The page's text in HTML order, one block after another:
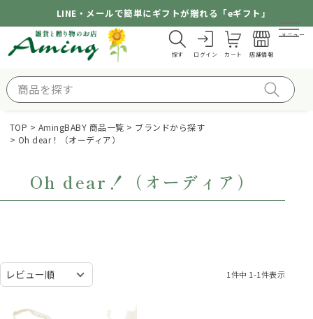
LINE・メールで簡単にギフトが贈れる「eギフト」
探す ログイン カート 店舗情報
メニュー
TOP AmingBABY 商品一覧
ブランドから探す
Oh dear！（オーディア）
Oh dear！（オーディア）
1件中 1-1件表示